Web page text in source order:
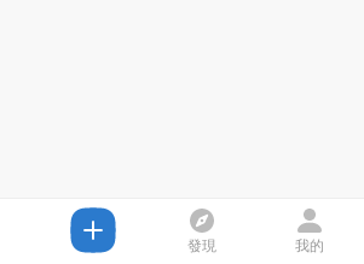
發現 我的